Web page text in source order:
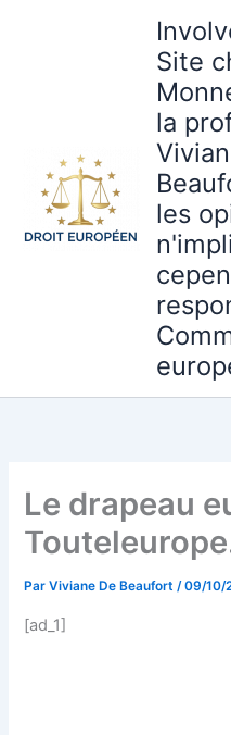
Site
la
les
Le drapeau
ParViviane De Beaufort/09/10/
[ad_1]